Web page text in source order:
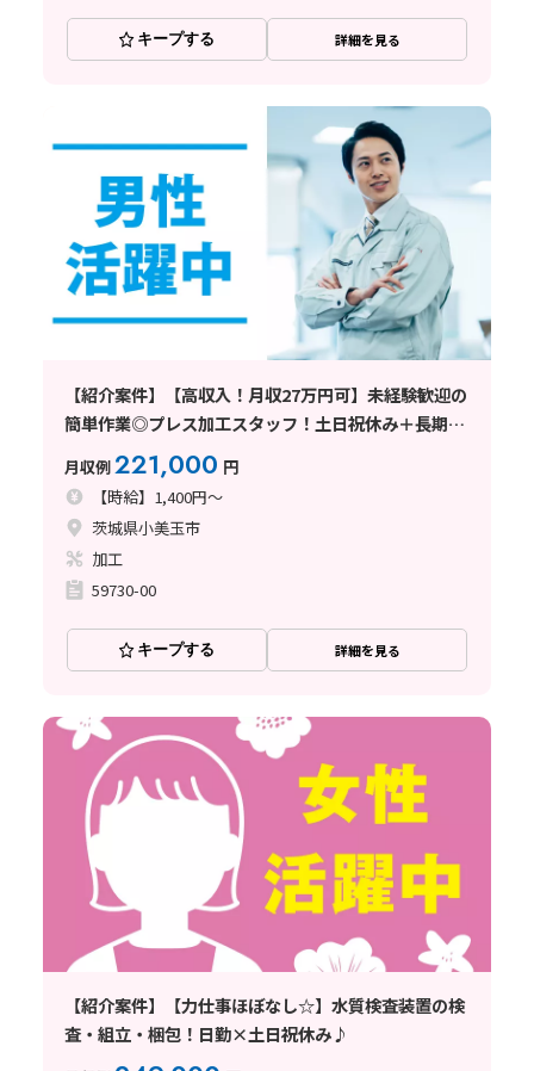
キープする 詳細を見る
【紹介案件】【高収入！月収27万円可】未経験歓迎の
簡単作業◎プレス加工スタッフ！土日祝休み＋長期休
月収例221,000 円
【時給】1,400円～
茨城県小美玉市
加工
59730-00
キープする 詳細を見る
【紹介案件】【力仕事ほぼなし☆】水質検査装置の検
査・組立・梱包！日勤×土日祝休み♪